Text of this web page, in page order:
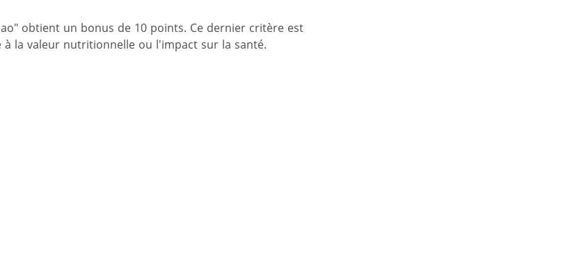
obtient un bonus de 10 points. Ce dernier critère est
la valeur nutritionnelle ou l'impact sur la santé.